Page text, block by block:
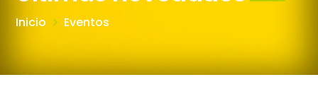
Inicio Eventos